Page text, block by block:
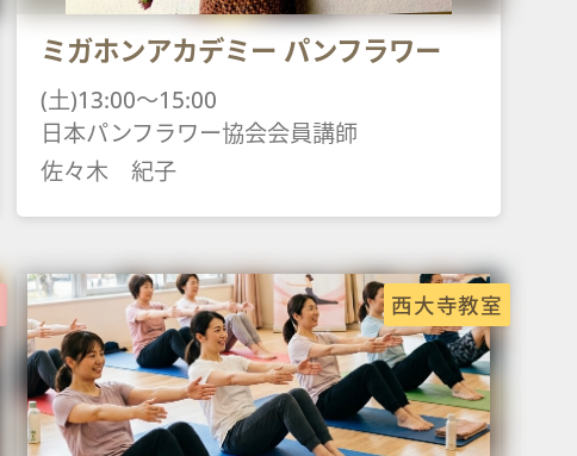
ミガホンアカデミー パンフラワー
(土)13:00～15:00
日本パンフラワー協会会員講師
佐々木 紀子
西大寺教室